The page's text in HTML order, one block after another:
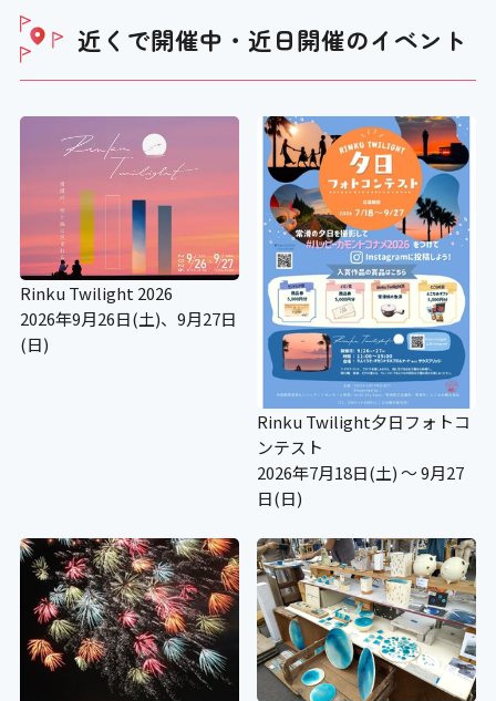
近くで開催中・近日開催のイベント
Rinku Twilight 2026
2026年9月26日(土)、9月27日
(日)
Rinku Twilight夕日フォトコ
ンテスト
2026年7月18日(土) ～ 9月27
日(日)